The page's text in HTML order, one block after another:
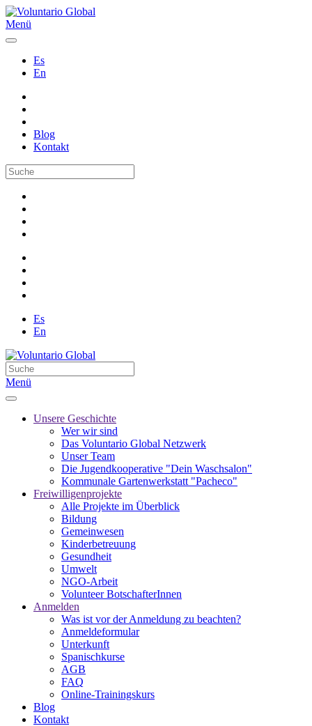
Menü
Es
En
Blog
Kontakt
Es
En
Menü
Unsere Geschichte
Wer wir sind
Das Voluntario Global Netzwerk
Unser Team
Die Jugendkooperative "Dein Waschsalon"
Kommunale Gartenwerkstatt "Pacheco"
Freiwilligenprojekte
Alle Projekte im Überblick
Bildung
Gemeinwesen
Kinderbetreuung
Gesundheit
Umwelt
NGO-Arbeit
Volunteer BotschafterInnen
Anmelden
Was ist vor der Anmeldung zu beachten?
Anmeldeformular
Unterkunft
Spanischkurse
AGB
FAQ
Online-Trainingskurs
Blog
Kontakt